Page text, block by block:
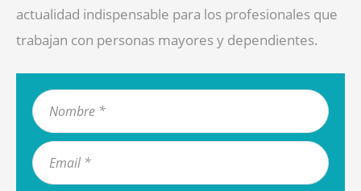
actualidad indispensable para los profesionales que
trabajan con personas mayores y dependientes.